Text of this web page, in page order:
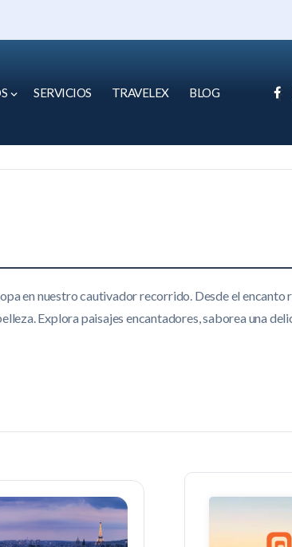
SERVICIOS TRAVELEX BLOG
en nuestro cautivador recorrido. Desde el encanto
Explora paisajes encantadores, saborea una